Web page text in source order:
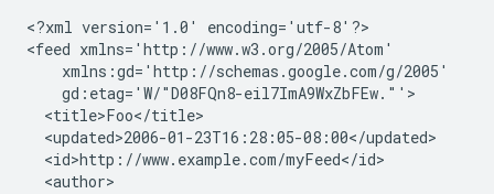
<?xml version='1.0' encoding='utf-8'?>
<feed xmlns='http://www.w3.org/2005/Atom'
    xmlns:gd='http://schemas.google.com/g/2005'
    gd:etag='W/"D08FQn8-eil7ImA9WxZbFEw."'>
  <title>Foo</title>
  <updated>2006-01-23T16:28:05-08:00</updated>
  <id>http://www.example.com/myFeed</id>
  <author>